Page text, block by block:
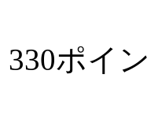
330ポイ